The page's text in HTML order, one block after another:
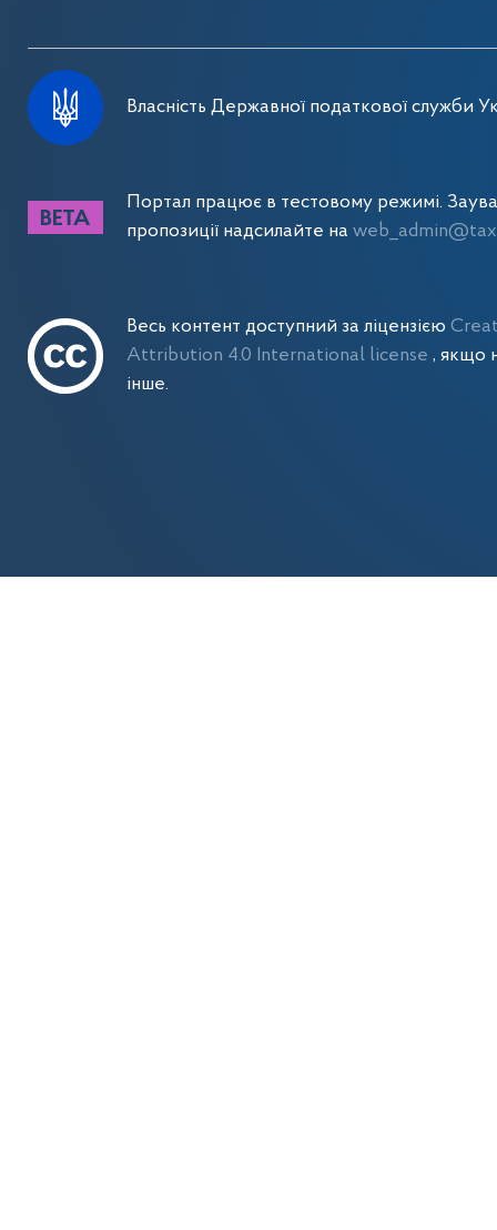
Власність Державної податкової служби
Портал працює в тестовому режимі.
пропозиції надсилайте на
Весь контент доступний за ліцензією
Attribution 4.0 International license, якщо
інше.